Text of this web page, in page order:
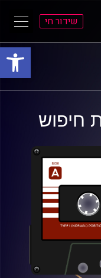
פתח
שידור חי
חיפוש